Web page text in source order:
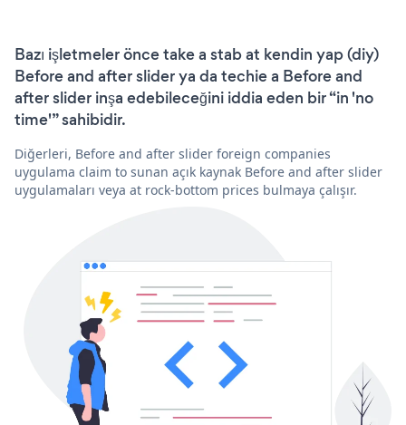
Bazı işletmeler önce take a stab at kendin yap (diy)
Before and after slider ya da techie a Before and
after slider inşa edebileceğini iddia eden bir “in 'no
time'” sahibidir.
Diğerleri, Before and after slider foreign companies
uygulama claim to sunan açık kaynak Before and after slider
uygulamaları veya at rock-bottom prices bulmaya çalışır.